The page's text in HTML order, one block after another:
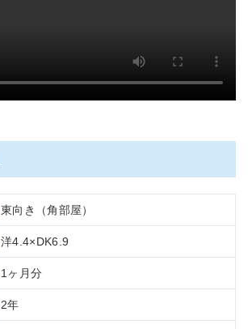
東向き（角部屋）
洋4.4×DK6.9
1ヶ月分
2年